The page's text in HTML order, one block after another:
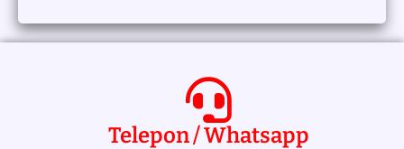
Telepon / Whatsapp